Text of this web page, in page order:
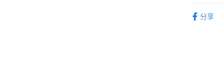
豐銀行戶
時內將付
分享